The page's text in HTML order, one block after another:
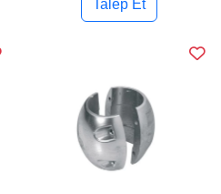
Talep Et